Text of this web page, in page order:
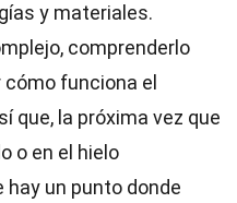
y materiales.
comprenderlo
funciona el
que, la próxima vez que
o en el hielo
hay un punto donde